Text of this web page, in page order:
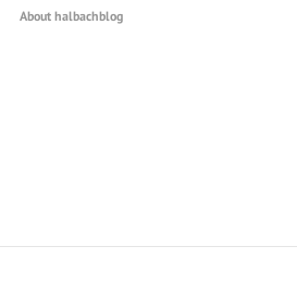
About halbachblog